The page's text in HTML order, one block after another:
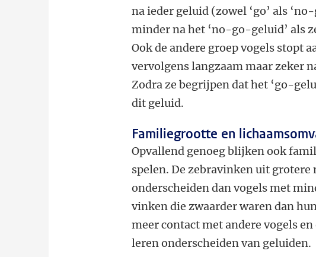
na ieder geluid (zowel ‘go’ als
minder na het ‘no-go-geluid’ als
Ook de andere groep vogels stopt
vervolgens langzaam maar zeker
Zodra ze begrijpen dat het ‘go-
dit geluid.
Familiegrootte en
Opvallend genoeg blijken ook
spelen. De zebravinken uit
onderscheiden dan vogels met
vinken die zwaarder waren dan
meer contact met andere vogels
leren onderscheiden van geluiden.